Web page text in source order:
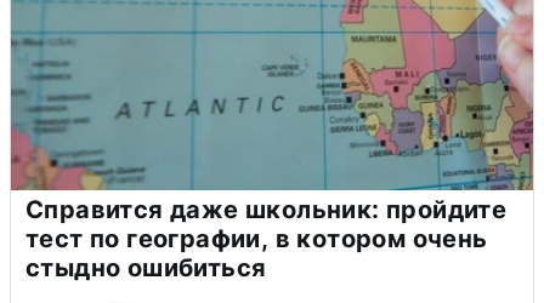
Справится даже школьник: пройдите
тест по географии, в котором очень
стыдно ошибиться